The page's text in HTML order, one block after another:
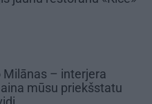
Milānas – interjera
mūsu priekšstatu